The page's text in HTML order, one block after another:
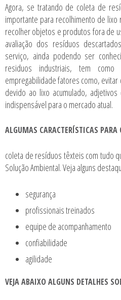
Agora, se tratando de coleta de
importante para recolhimento de
recolher objetos e produtos fora de
avaliação dos resíduos
serviço, ainda podendo ser
residuos industriais, tem
empregabilidade fatores como,
devido ao lixo acumulado,
indispensável para o mercado atual.
ALGUMAS CARACTERÍSTICAS PARA
coleta de resíduos têxteis com tudo
Solução Ambiental. Veja alguns
segurança
profissionais treinados
equipe de acompanhamento
confiabilidade
agilidade
VEJA ABAIXO ALGUNS DETALHES